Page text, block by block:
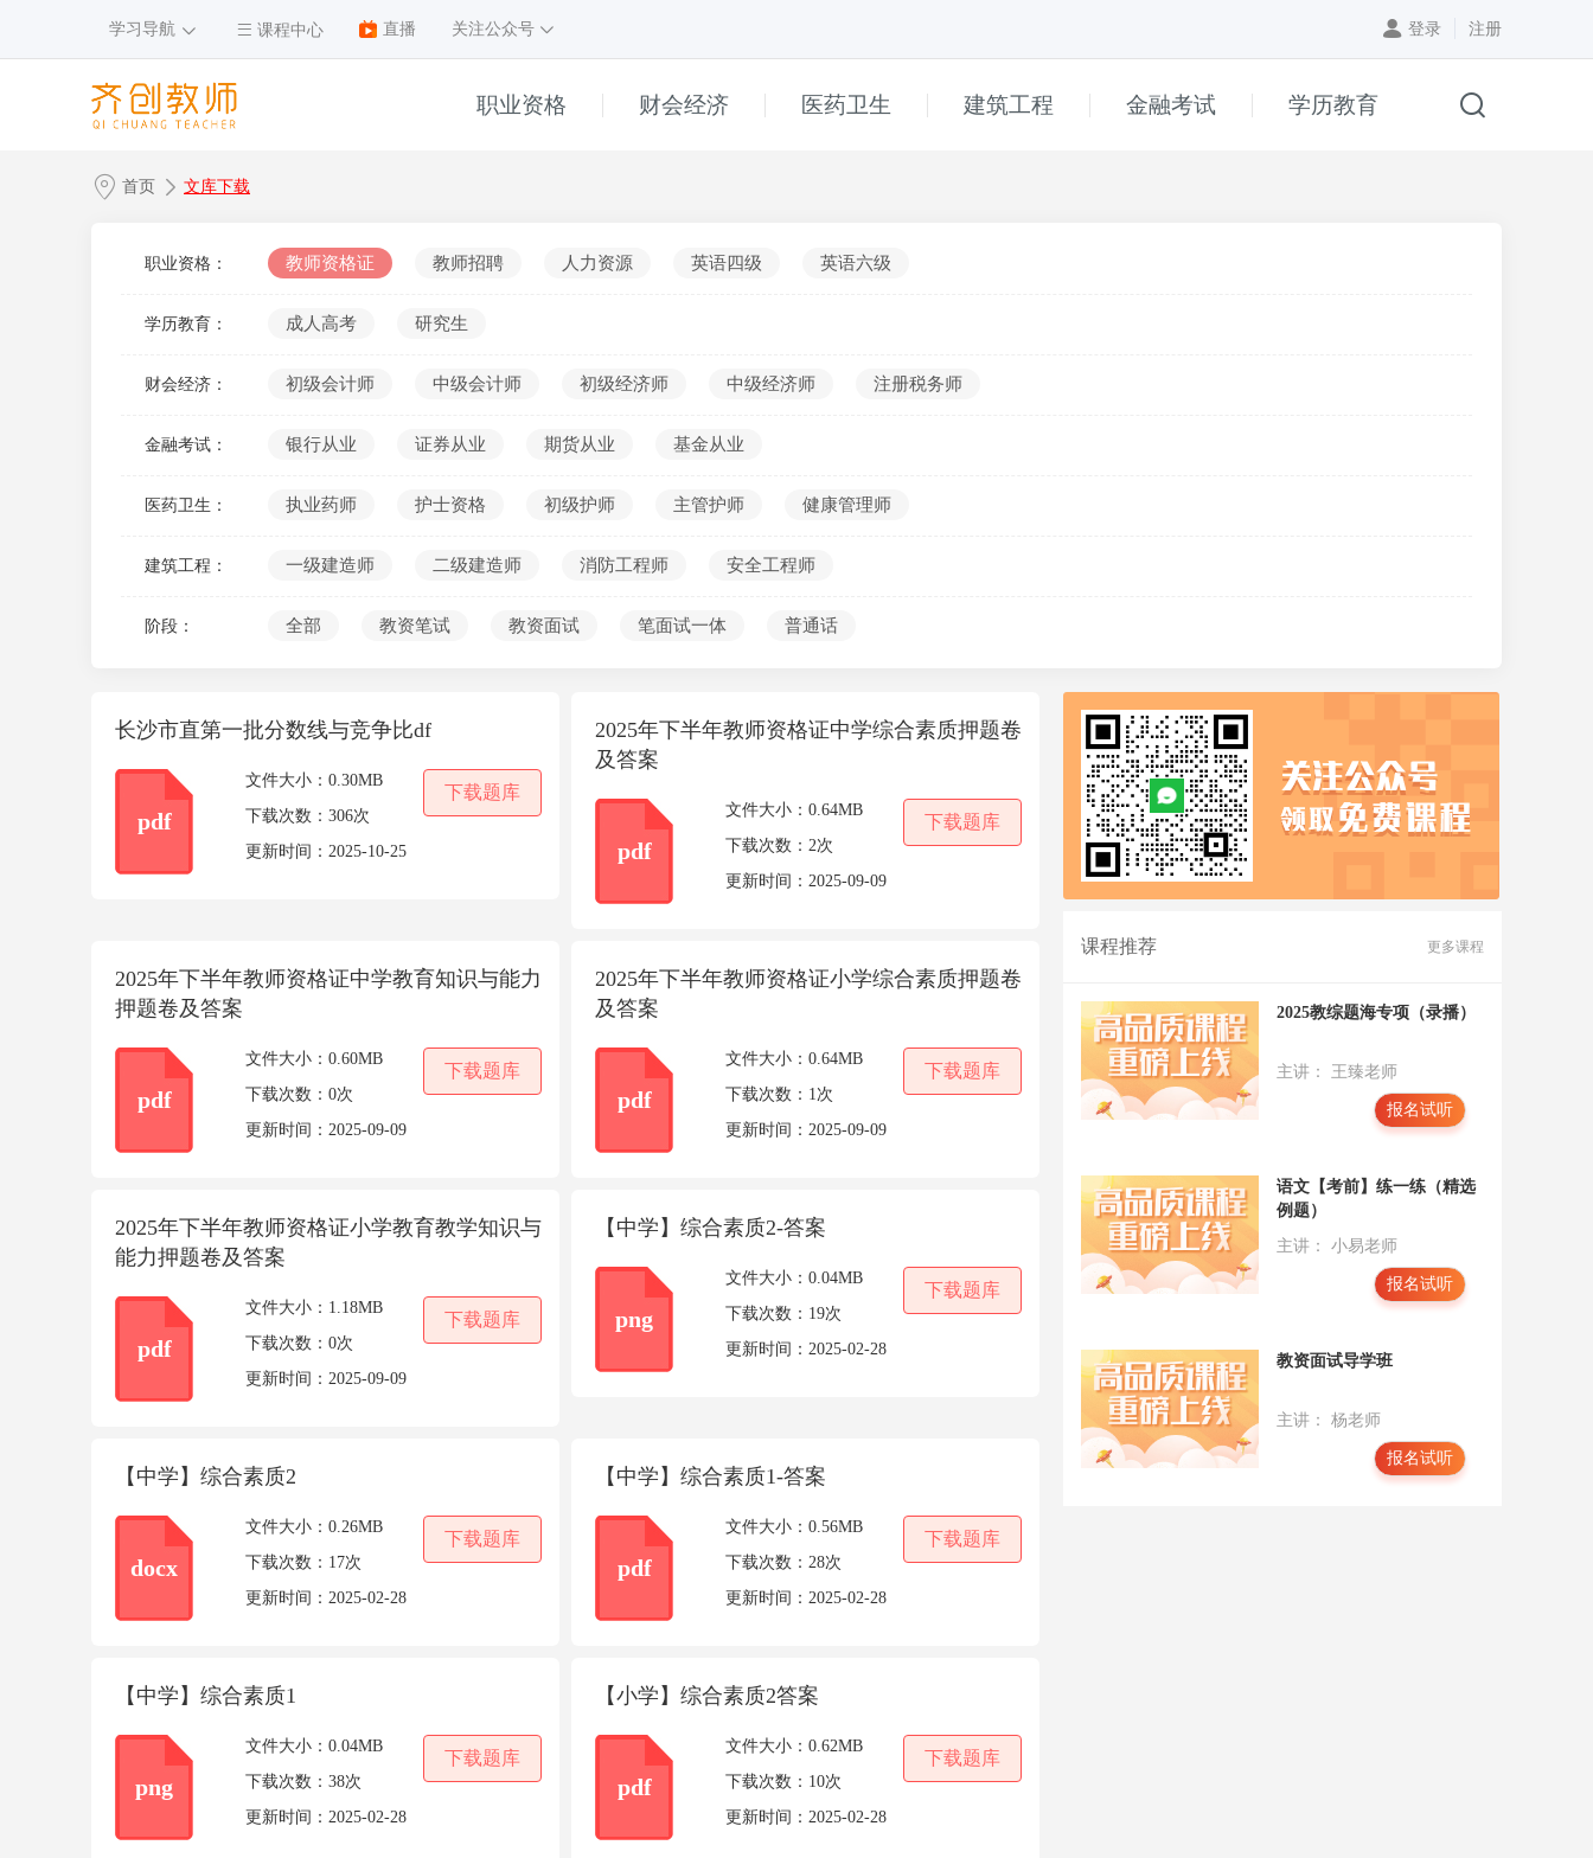
学习导航 课程中心 直播 关注公众号 登录 注册
课程
高中
6 普通话
真题解析
职业资格 财会经济 医药卫生 建筑工程 金融考试 学历教育
首页 文库下载
职业资格： 教师资格证 教师招聘 人力资源 英语四级 英语六级
学历教育： 成人高考 研究生
财会经济： 初级会计师 中级会计师 初级经济师 中级经济师 注册税务师
金融考试： 银行从业 证券从业 期货从业 基金从业
医药卫生： 执业药师 护士资格 初级护师 主管护师 健康管理师
建筑工程： 一级建造师 二级建造师 消防工程师 安全工程师
阶段： 全部 教资笔试 教资面试 笔面试一体 普通话
长沙市直第一批分数线与竞争比df
pdf
文件大小： 0.30MB
下载次数： 306次
更新时间： 2025-10-25
下载题库
2025年下半年教师资格证中学综合素质押题卷
及答案
pdf
文件大小： 0.64MB
下载次数： 2次
更新时间： 2025-09-09
下载题库
2025年下半年教师资格证中学教育知识与能力
押题卷及答案
pdf
文件大小： 0.60MB
下载次数： 0次
更新时间： 2025-09-09
下载题库
2025年下半年教师资格证小学综合素质押题卷
及答案
pdf
文件大小： 0.64MB
下载次数： 1次
更新时间： 2025-09-09
下载题库
2025年下半年教师资格证小学教育教学知识与
能力押题卷及答案
pdf
文件大小： 1.18MB
下载次数： 0次
更新时间： 2025-09-09
下载题库
【中学】综合素质2-答案
png
文件大小： 0.04MB
下载次数： 19次
更新时间： 2025-02-28
下载题库
【中学】综合素质2
docx
文件大小： 0.26MB
下载次数： 17次
更新时间： 2025-02-28
下载题库
【中学】综合素质1-答案
pdf
文件大小： 0.56MB
下载次数： 28次
更新时间： 2025-02-28
下载题库
【中学】综合素质1
png
文件大小： 0.04MB
下载次数： 38次
更新时间： 2025-02-28
下载题库
【小学】综合素质2答案
pdf
文件大小： 0.62MB
下载次数： 10次
更新时间： 2025-02-28
下载题库
课程推荐 更多课程
2025教综题海专项（录播）
主讲： 王臻老师
报名试听
语文【考前】练一练（精选
例题）
主讲： 小易老师
报名试听
教资面试导学班
主讲： 杨老师
报名试听